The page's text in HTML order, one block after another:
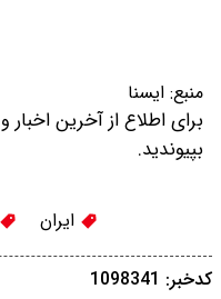
منبع: ایسنا
برای اطلاع از آخرین
بپیوندید.
ایران
کدخبر: 1098341